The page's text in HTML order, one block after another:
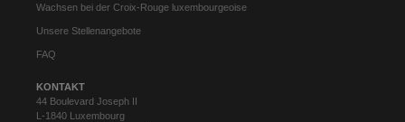
Wachsen bei der Croix-Rouge luxembourgeoise
Unsere Stellenangebote
FAQ
KONTAKT
44 Boulevard Joseph II
L-1840 Luxembourg